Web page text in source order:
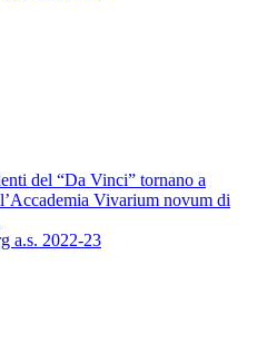
del “Da Vinci” tornano a
Vivarium novum di
a.s. 2022-23